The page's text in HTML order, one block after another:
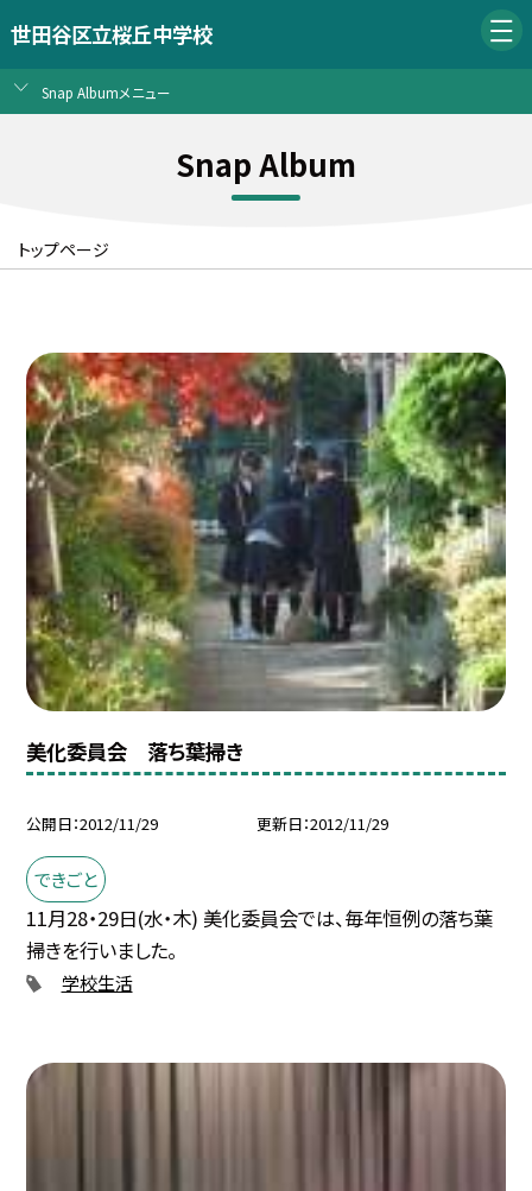
世田谷区立桜丘中学校
Snap Albumメニュー
Snap Album
トップページ
美化委員会 落ち葉掃き
公開日 2012/11/29 更新日 2012/11/29
できごと
11月28・29日(水・木) 美化委員会では、毎年恒例の落ち葉
掃きを行いました。
学校生活